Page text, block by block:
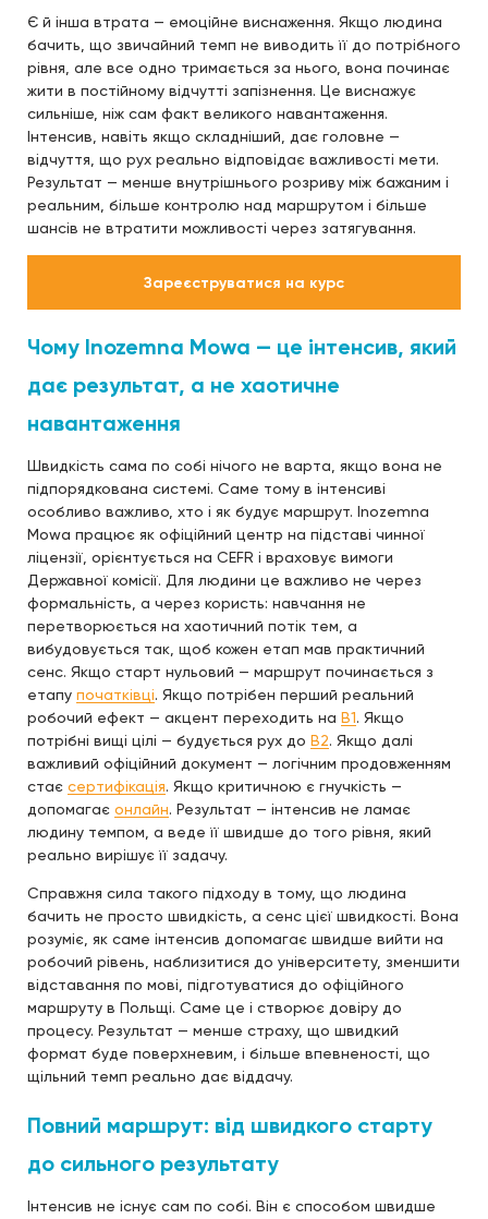
Є й інша втрата — емоційне виснаження. Якщо людина
бачить, що звичайний темп не виводить її до потрібного
рівня, але все одно тримається за нього, вона починає
жити в постійному відчутті запізнення. Це виснажує
сильніше, ніж сам факт великого навантаження.
Інтенсив, навіть якщо складніший, дає головне —
відчуття, що рух реально відповідає важливості мети.
Результат — менше внутрішнього розриву між бажаним і
реальним, більше контролю над маршрутом і більше
шансів не втратити можливості через затягування.
Зареєструватися на курс
Чому Inozemna Mowa — це інтенсив, який
дає результат, а не хаотичне
навантаження
Швидкість сама по собі нічого не варта, якщо вона не
підпорядкована системі. Саме тому в інтенсиві
особливо важливо, хто і як будує маршрут. Inozemna
Mowa працює як офіційний центр на підставі чинної
ліцензії, орієнтується на CEFR і враховує вимоги
Державної комісії. Для людини це важливо не через
формальність, а через користь: навчання не
перетворюється на хаотичний потік тем, а
вибудовується так, щоб кожен етап мав практичний
сенс. Якщо старт нульовий — маршрут починається з
етапу початківці. Якщо потрібен перший реальний
робочий ефект — акцент переходить на B1. Якщо
потрібні вищі цілі — будується рух до B2. Якщо далі
важливий офіційний документ — логічним продовженням
стає сертифікація. Якщо критичною є гнучкість —
допомагає онлайн. Результат — інтенсив не ламає
людину темпом, а веде її швидше до того рівня, який
реально вирішує її задачу.
Справжня сила такого підходу в тому, що людина
бачить не просто швидкість, а сенс цієї швидкості. Вона
розуміє, як саме інтенсив допомагає швидше вийти на
робочий рівень, наблизитися до університету, зменшити
відставання по мові, підготуватися до офіційного
маршруту в Польщі. Саме це і створює довіру до
процесу. Результат — менше страху, що швидкий
формат буде поверхневим, і більше впевненості, що
щільний темп реально дає віддачу.
Повний маршрут: від швидкого старту
до сильного результату
Інтенсив не існує сам по собі. Він є способом швидше